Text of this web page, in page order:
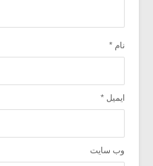
نام *
ایمیل *
وب‌ سایت